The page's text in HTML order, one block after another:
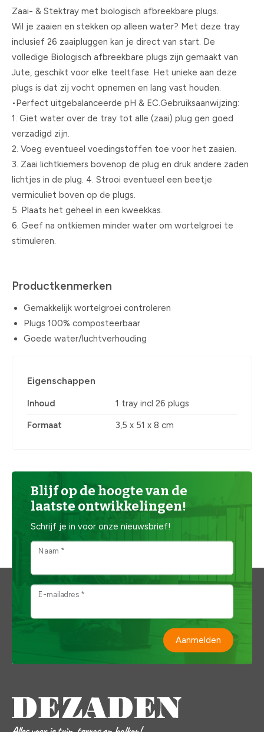
Zaai- & Stektray met biologisch afbreekbare plugs.
Wil je zaaien en stekken op alleen water? Met deze tray
inclusief 26 zaaipluggen kan je direct van start. De
volledige Biologisch afbreekbare plugs zijn gemaakt van
Jute, geschikt voor elke teeltfase. Het unieke aan deze
plugs is dat zij vocht opnemen en lang vast houden.
•Perfect uitgebalanceerde pH & EC.Gebruiksaanwijzing:
1. Giet water over de tray tot alle (zaai) plug gen goed
verzadigd zijn.
2. Voeg eventueel voedingstoffen toe voor het zaaien.
3. Zaai lichtkiemers bovenop de plug en druk andere zaden
lichtjes in de plug. 4. Strooi eventueel een beetje
vermiculiet boven op de plugs.
5. Plaats het geheel in een kweekkas.
6. Geef na ontkiemen minder water om wortelgroei te
stimuleren.
Productkenmerken
Gemakkelijk wortelgroei controleren
Plugs 100% composteerbaar
Goede water/luchtverhouding
Eigenschappen
Inhoud 1 tray incl 26 plugs
Formaat 3,5 x 51 x 8 cm
Blijf op de hoogte van de
laatste ontwikkelingen!
Schrijf je in voor onze nieuwsbrief!
Naam *
E-mailadres *
Aanmelden